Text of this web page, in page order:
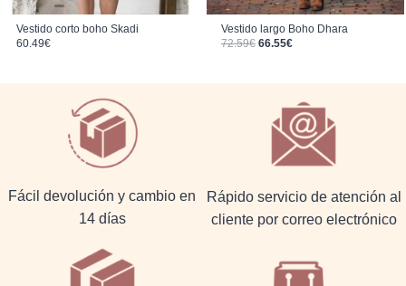
Vestido corto boho Skadi
60.49€
Vestido largo Boho Dhara
72.59€ El precio original era: 72.59€.
66.55€El precio actual es: 66.55€.
Fácil devolución y cambio en
14 días
Rápido servicio de atención al
cliente por correo electrónico